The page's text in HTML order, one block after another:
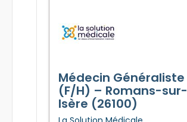
Médecin Généraliste
(F/H) – Romans-sur-
Isère (26100)